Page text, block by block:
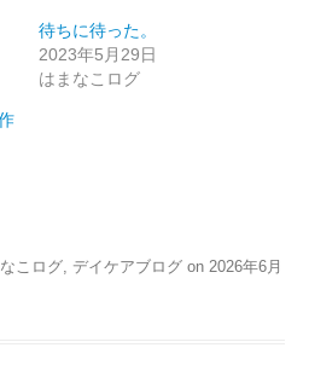
待ちに待った。
2023年5月29日
はまなこログ
こログ, デイケアブログ on 2026年6月